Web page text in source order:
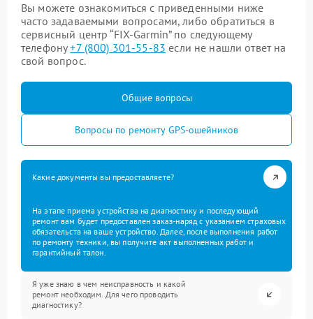
Вы можете ознакомиться с приведенными ниже
часто задаваемыми вопросами, либо обратиться в
сервисный центр “FIX-Garmin” по следующему
телефону+7 (800) 301-55-83 если не нашли ответ на
свой вопрос.
Общие вопросы
Вопросы по ремонту GPS-ошейников
Какие документы вы предоставляете?
На этапе приема устройства на диагностику и последующий
ремонт вам будет предоставлен заказ-наряд с указанием страховых
обязательств на ваше устройство. Далее, после выполнения работ
по ремонту техники, вы получите акт выполненных работ и
гарантийный талон.
Я уже знаю в чем неисправность и какой
ремонт необходим. Для чего проводить
диагностику?